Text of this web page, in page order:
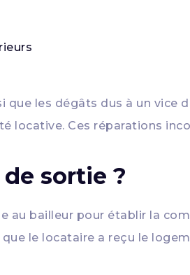
que les dégâts dus à un vice
locative. Ces réparations
sortie ?
au bailleur pour établir la
le locataire a reçu le